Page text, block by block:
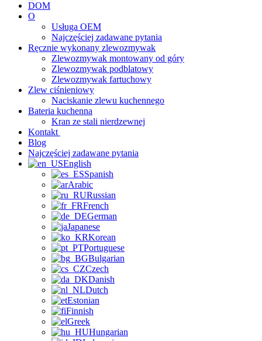
DOM
O
Usługa OEM
Najczęściej zadawane pytania
Ręcznie wykonany zlewozmywak
Zlewozmywak montowany od góry
Zlewozmywak podblatowy
Zlewozmywak fartuchowy
Zlew ciśnieniowy
Naciskanie zlewu kuchennego
Bateria kuchenna
Kran ze stali nierdzewnej
Kontakt
Blog
Najczęściej zadawane pytania
English
Spanish
Arabic
Russian
French
German
Japanese
Korean
Portuguese
Bulgarian
Czech
Danish
Dutch
Estonian
Finnish
Greek
Hungarian